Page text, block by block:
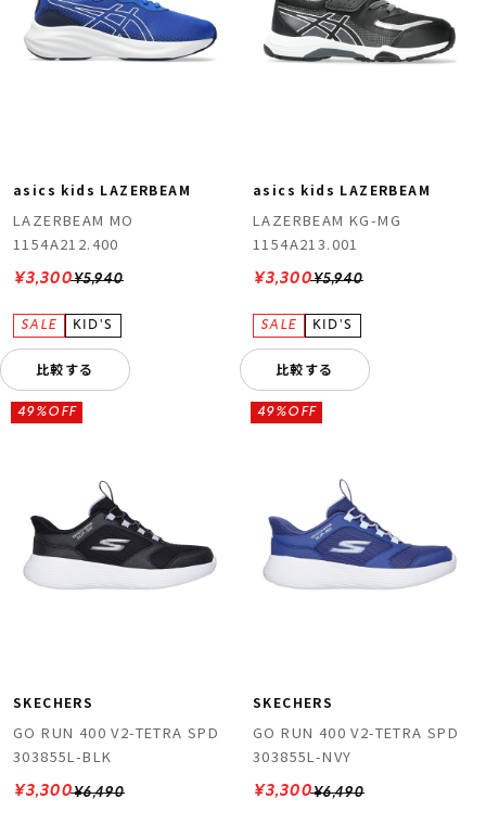
asics kids LAZERBEAM
LAZERBEAM MO
1154A212.400
¥5,940
¥3,300
比較する
asics kids LAZERBEAM
LAZERBEAM KG-MG
1154A213.001
¥5,940
¥3,300
比較する
SKECHERS
GO RUN 400 V2-TETRA SPD
303855L-BLK
¥6,490
49%OFF
¥3,300
SKECHERS
GO RUN 400 V2-TETRA SPD
303855L-NVY
¥6,490
49%OFF
¥3,300